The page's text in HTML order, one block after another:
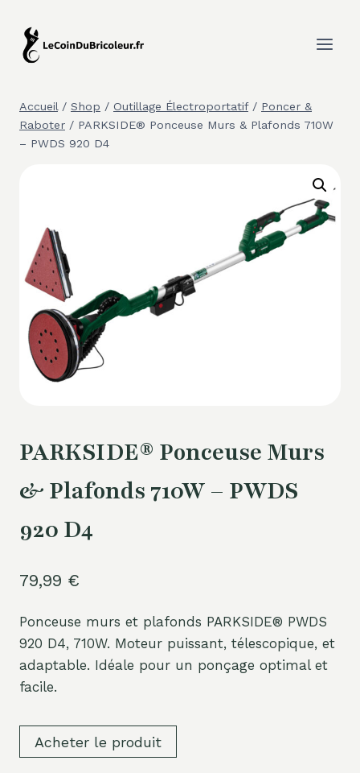
contenu
Accueil / Shop / Outillage Électroportatif / Poncer &
Raboter / PARKSIDE® Ponceuse Murs & Plafonds 710W
– PWDS 920 D4
PARKSIDE® Ponceuse Murs
& Plafonds 710W – PWDS
920 D4
79,99 €
Ponceuse murs et plafonds PARKSIDE® PWDS
920 D4, 710W. Moteur puissant, télescopique, et
adaptable. Idéale pour un ponçage optimal et
facile.
Acheter le produit